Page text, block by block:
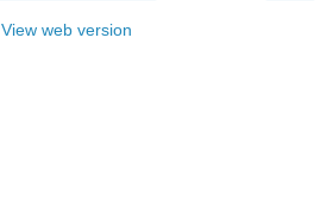
View web version